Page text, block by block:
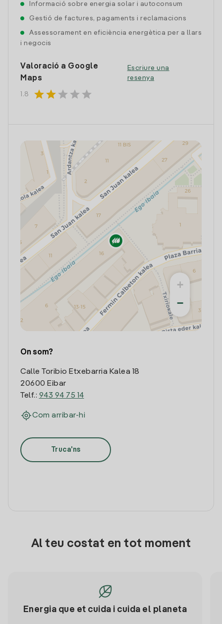
Informació sobre energia solar i autoconsum
Gestió de factures, pagaments i reclamacions
Assessorament en eficiència energètica per a llars
i negocis
Valoració a Google
Maps
1.8 starstar star star star
Escriure una
resenya
+
−
On som?
Calle Toribio Etxebarria Kalea 18
20600 Eibar
Telf.: 943 94 75 14
Com arribar-hi
Truca'ns
Al teu costat en tot moment
Energia que et cuida i cuida el planeta